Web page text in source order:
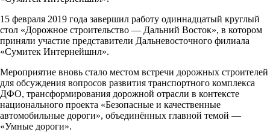
15 февраля 2019 года завершил работу одиннадцатый круглый
стол «Дорожное строительство — Дальний Восток», в котором
приняли участие представители Дальневосточного филиала
«Сумитек Интернейшнл».
Мероприятие вновь стало местом встречи дорожных строителей
для обсуждения вопросов развития транспортного комплекса
ДФО, трансформирования дорожной отрасли в контексте
национального проекта «Безопасные и качественные
автомобильные дороги», объединённых главной темой —
«Умные дороги».